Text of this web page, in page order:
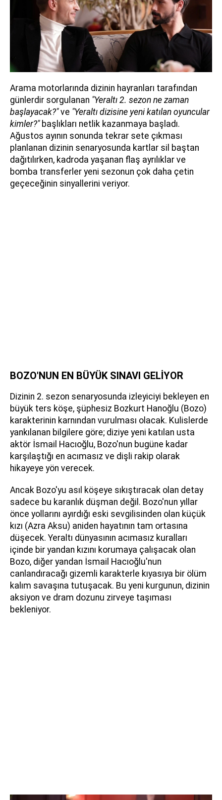
Arama motorlarında dizinin hayranları tarafından
günlerdir sorgulanan "Yeraltı 2. sezon ne zaman
başlayacak?"ve "Yeraltı dizisine yeni katılan oyuncular
kimler?"başlıkları netlik kazanmaya başladı.
Ağustos ayının sonunda tekrar sete çıkması
planlanan dizinin senaryosunda kartlar sil baştan
dağıtılırken, kadroda yaşanan flaş ayrılıklar ve
bomba transferler yeni sezonun çok daha çetin
geçeceğinin sinyallerini veriyor.
BOZO'NUN EN BÜYÜK SINAVI GELİYOR
Dizinin 2. sezon senaryosunda izleyiciyi bekleyen en
büyük ters köşe, şüphesiz Bozkurt Hanoğlu (Bozo)
karakterinin karnından vurulması olacak. Kulislerde
yankılanan bilgilere göre; diziye yeni katılan usta
aktör İsmail Hacıoğlu, Bozo'nun bugüne kadar
karşılaştığı en acımasız ve dişli rakip olarak
hikayeye yön verecek.
Ancak Bozo'yu asıl köşeye sıkıştıracak olan detay
sadece bu karanlık düşman değil. Bozo'nun yıllar
önce yollarını ayırdığı eski sevgilisinden olan küçük
kızı (Azra Aksu) aniden hayatının tam ortasına
düşecek. Yeraltı dünyasının acımasız kuralları
içinde bir yandan kızını korumaya çalışacak olan
Bozo, diğer yandan İsmail Hacıoğlu'nun
canlandıracağı gizemli karakterle kıyasıya bir ölüm
kalım savaşına tutuşacak. Bu yeni kurgunun, dizinin
aksiyon ve dram dozunu zirveye taşıması
bekleniyor.